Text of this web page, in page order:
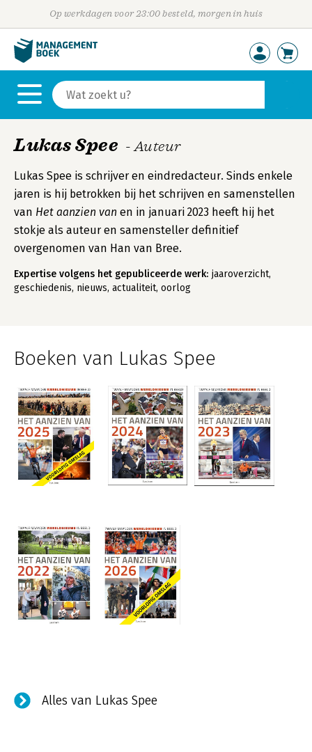
Op werkdagen voor 23:00 besteld, morgen in huis
Lukas Spee - Auteur
Lukas Spee is schrijver en eindredacteur. Sinds enkele
jaren is hij betrokken bij het schrijven en samenstellen
van Het aanzien van en in januari 2023 heeft hij het
stokje als auteur en samensteller definitief
overgenomen van Han van Bree.
Expertise volgens het gepubliceerde werk: jaaroverzicht,
geschiedenis, nieuws, actualiteit, oorlog
Boeken van Lukas Spee
Alles van Lukas Spee